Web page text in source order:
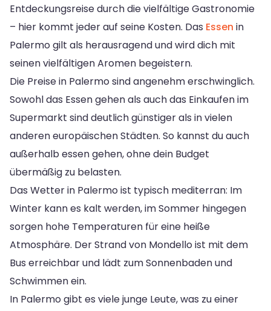
Entdeckungsreise durch die vielfältige Gastronomie
– hier kommt jeder auf seine Kosten. Das Essen in
Palermo gilt als herausragend und wird dich mit
seinen vielfältigen Aromen begeistern.
Die Preise in Palermo sind angenehm erschwinglich.
Sowohl das Essen gehen als auch das Einkaufen im
Supermarkt sind deutlich günstiger als in vielen
anderen europäischen Städten. So kannst du auch
außerhalb essen gehen, ohne dein Budget
übermäßig zu belasten.
Das Wetter in Palermo ist typisch mediterran: Im
Winter kann es kalt werden, im Sommer hingegen
sorgen hohe Temperaturen für eine heiße
Atmosphäre. Der Strand von Mondello ist mit dem
Bus erreichbar und lädt zum Sonnenbaden und
Schwimmen ein.
In Palermo gibt es viele junge Leute, was zu einer